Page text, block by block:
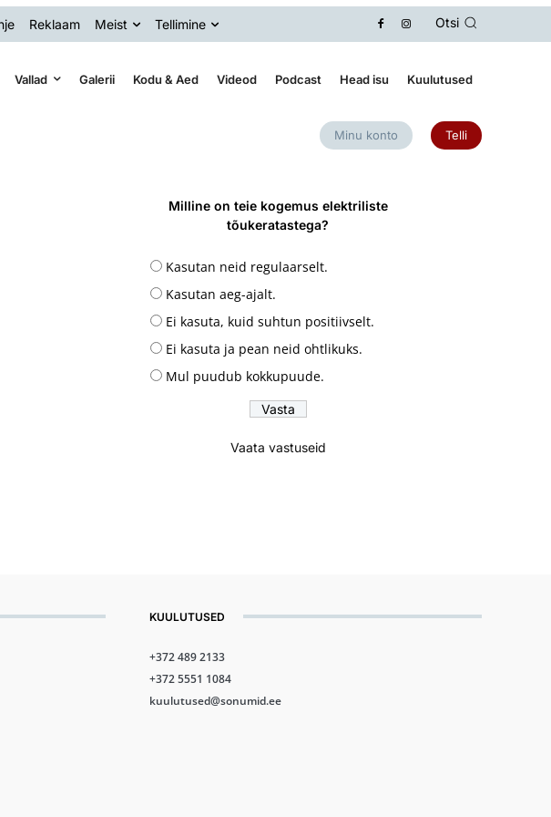
Reklaam Meist Tellimine Otsi
Vallad Galerii Kodu & Aed Videod Podcast Head isu Kuulutused
Minu konto Telli
Milline on teie kogemus elektriliste
tõukeratastega?
Kasutan neid regulaarselt.
Kasutan aeg-ajalt.
Ei kasuta, kuid suhtun positiivselt.
Ei kasuta ja pean neid ohtlikuks.
Mul puudub kokkupuude.
Vaata vastuseid
KUULUTUSED
+372 489 2133
+372 5551 1084
kuulutused@sonumid.ee